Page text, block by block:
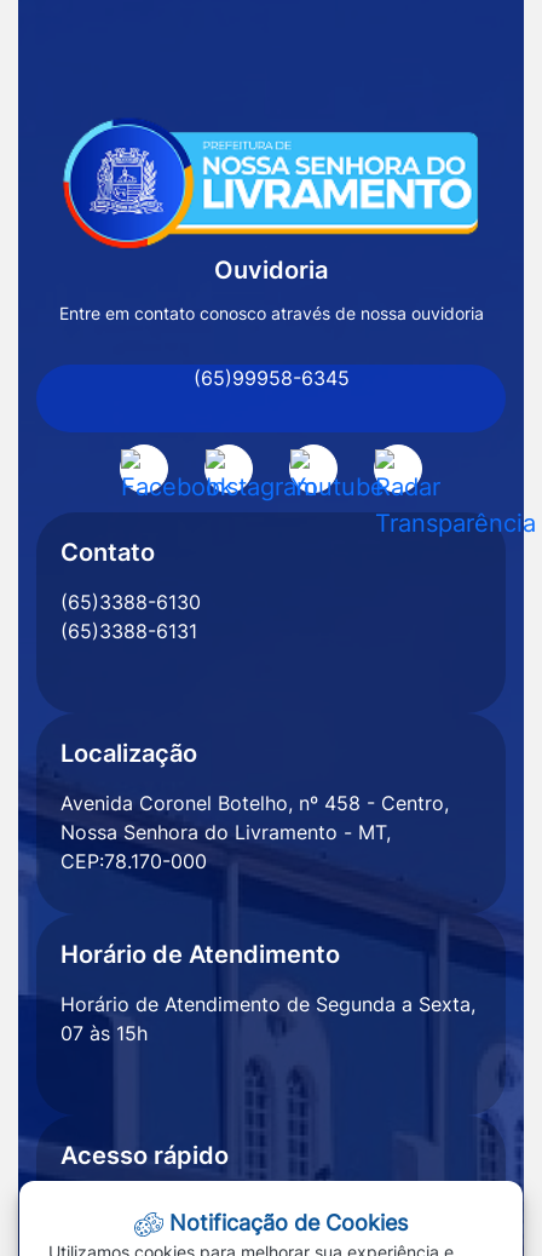
Acessar
Página
Inicial
de
Senhora
do
Livramento
MT
Acessar
a
Social
Facebook
Acessar
a
Acessar
a
Acessar
a
Rede
Ouvidoria
Entre em contato conosco através de nossa ouvidoria
(65)99958-6345
Contato
(65)3388-6130
(65)3388-6131
Localização
Avenida Coronel Botelho, nº 458 - Centro,
Nossa Senhora do Livramento - MT,
CEP:78.170-000
Horário de Atendimento
Horário de Atendimento de Segunda a Sexta,
07 às 15h
Acesso rápido
Redefinir cookies
Notificação de Cookies
Utilizamos cookies para melhorar sua experiência e